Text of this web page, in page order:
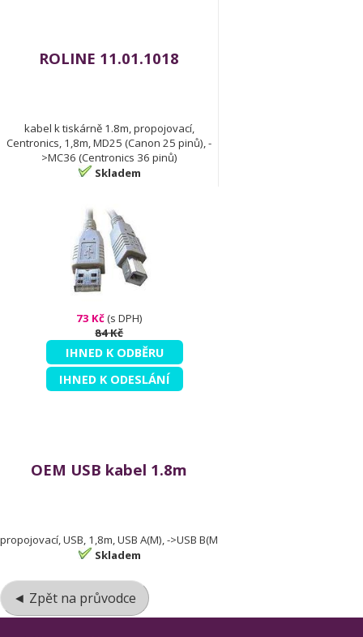
ROLINE 11.01.1018
kabel k tiskárně 1.8m, propojovací,
Centronics, 1,8m, MD25 (Canon 25 pinů), -
>MC36 (Centronics 36 pinů)
Skladem
73 Kč(s DPH)
84 Kč
IHNED K ODBĚRU
IHNED K ODESLÁNÍ
OEM USB kabel 1.8m
propojovací, USB, 1,8m, USB A(M), ->USB B(M
Skladem
◄ Zpět na průvodce